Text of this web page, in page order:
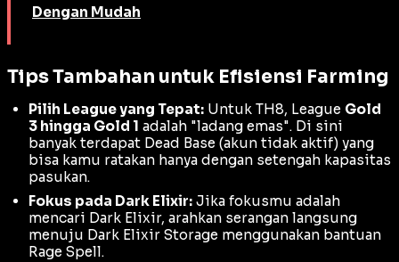
Dengan Mudah
Tips Tambahan untuk Efisiensi Farming
Pilih League yang Tepat: Untuk TH8, League Gold
3 hingga Gold 1 adalah "ladang emas". Di sini
banyak terdapat Dead Base (akun tidak aktif) yang
bisa kamu ratakan hanya dengan setengah kapasitas
pasukan.
Fokus pada Dark Elixir: Jika fokusmu adalah
mencari Dark Elixir, arahkan serangan langsung
menuju Dark Elixir Storage menggunakan bantuan
Rage Spell.